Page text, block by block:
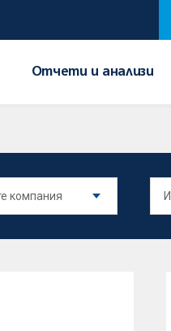
Отчети и анализи